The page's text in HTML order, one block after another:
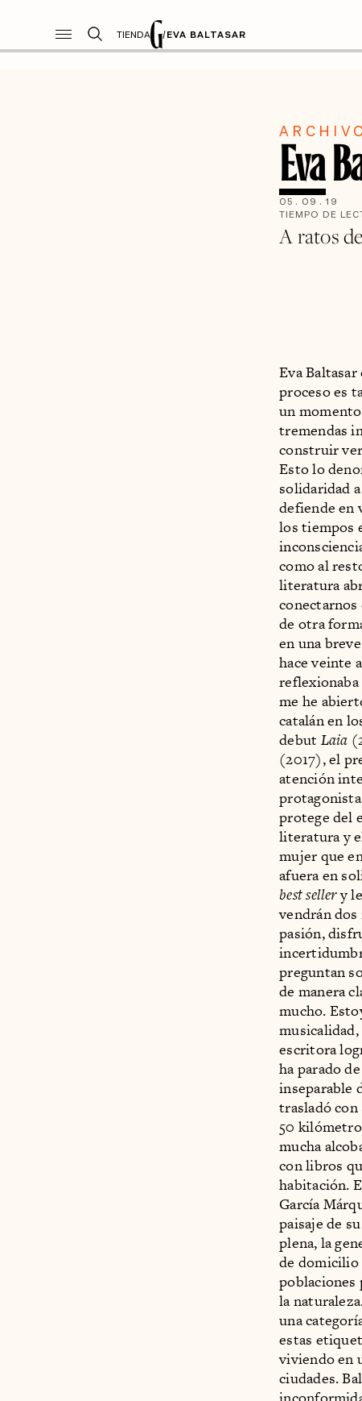
TIENDA /EVA BALTASAR
Eva
05 . 09 . 19
TIEMPO DE
A ratos
Eva
proceso es
un
tremendas
construir
Esto lo
solidaridad
defiende en
los tiempos
como al
literatura
conectarnos
de otra
en una
hace veinte
reflexionaba
me he
catalán en
debut Laia
(2017), el
atención
protege del
literatura y
mujer que
afuera en
best sellery
vendrán dos
pasión,
preguntan
de manera
mucho.
musicalidad,
escritora
ha parado
inseparable
trasladó con
50
mucha
con libros
habitación.
García
paisaje de
plena, la
de domicilio
poblaciones
la
una
estas
viviendo en
ciudades.